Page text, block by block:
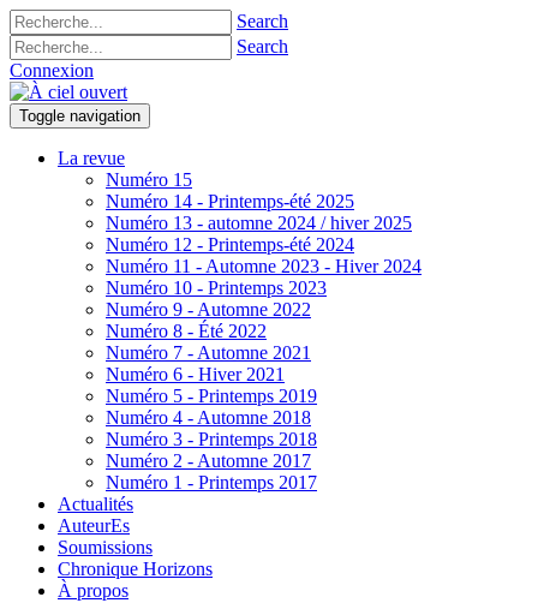
Search
Search
Connexion
Toggle navigation
La revue
Numéro 15
Numéro 14 - Printemps-été 2025
Numéro 13 - automne 2024 / hiver 2025
Numéro 12 - Printemps-été 2024
Numéro 11 - Automne 2023 - Hiver 2024
Numéro 10 - Printemps 2023
Numéro 9 - Automne 2022
Numéro 8 - Été 2022
Numéro 7 - Automne 2021
Numéro 6 - Hiver 2021
Numéro 5 - Printemps 2019
Numéro 4 - Automne 2018
Numéro 3 - Printemps 2018
Numéro 2 - Automne 2017
Numéro 1 - Printemps 2017
Actualités
AuteurEs
Soumissions
Chronique Horizons
À propos